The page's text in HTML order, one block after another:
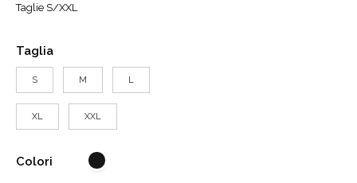
Taglie S/XXL
Taglia
S M L
XL XXL
Colori